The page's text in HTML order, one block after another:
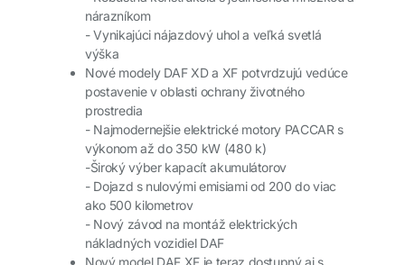
nárazníkom
-Vynikajúci nájazdový uhol a veľká svetlá
výška
Nové modely DAF XD a XF potvrdzujú vedúce
postavenie v oblasti ochrany životného
prostredia
- Najmodernejšie elektrické motory PACCAR s
výkonom až do 350 kW (480 k)
-Široký výber kapacít akumulátorov
- Dojazd s nulovými emisiami od 200 do viac
ako 500 kilometrov
- Nový závod na montáž elektrických
nákladných vozidiel DAF
Nový model DAF XF je teraz dostupný aj s